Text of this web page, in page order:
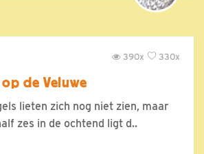
330x
390x
op de Veluwe
lieten zich nog niet zien, maar
zes in de ochtend ligt d..